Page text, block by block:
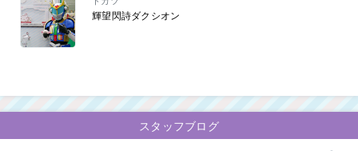
輝望閃詩ダクシオン
スタッフブログ